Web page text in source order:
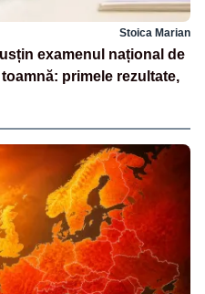
Stoica Marian
examenul național de
primele rezultate,